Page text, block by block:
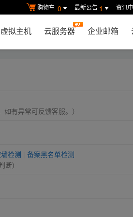
购物车 0 最新公告 1 资讯
虚拟主机 云服务器 企业邮箱
有异常可反馈客服。）
检测
备案黑名单检测
断)